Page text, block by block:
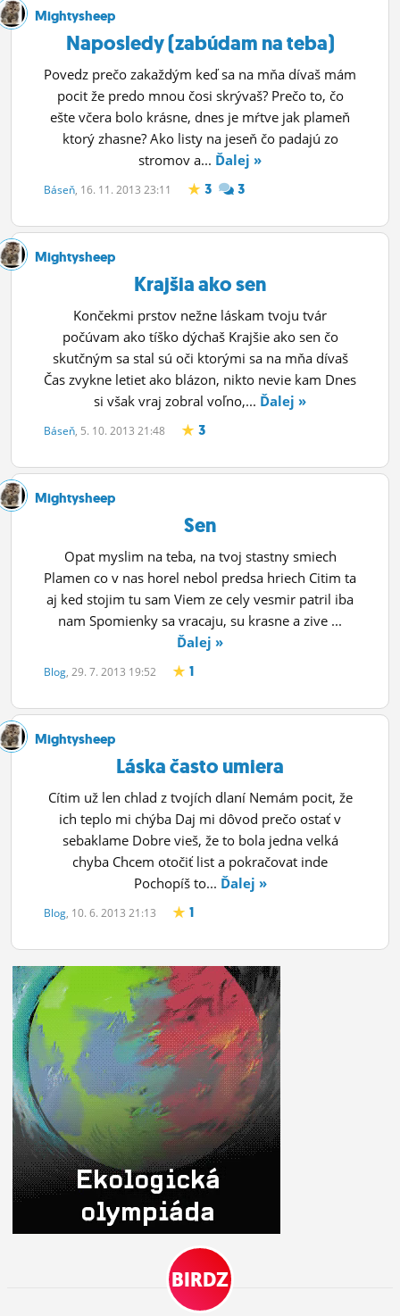
Mightysheep
Naposledy (zabúdam na teba)
Povedz prečo zakaždým keď sa na mňa dívaš mám
pocit že predo mnou čosi skrývaš? Prečo to, čo
ešte včera bolo krásne, dnes je mŕtve jak plameň
ktorý zhasne? Ako listy na jeseň čo padajú zo
stromov a... Ďalej »
Báseň, 16. 11. 2013 23:11 3 3
Mightysheep
Krajšia ako sen
Končekmi prstov nežne láskam tvoju tvár
počúvam ako tíško dýchaš Krajšie ako sen čo
skutčným sa stal sú oči ktorými sa na mňa dívaš
Čas zvykne letiet ako blázon, nikto nevie kam Dnes
si však vraj zobral voľno,... Ďalej »
Báseň, 5. 10. 2013 21:48 3
Mightysheep
Sen
Opat myslim na teba, na tvoj stastny smiech
Plamen co v nas horel nebol predsa hriech Citim ta
aj ked stojim tu sam Viem ze cely vesmir patril iba
nam Spomienky sa vracaju, su krasne a zive ...
Ďalej »
Blog, 29. 7. 2013 19:52 1
Mightysheep
Láska často umiera
Cítim už len chlad z tvojích dlaní Nemám pocit, že
ich teplo mi chýba Daj mi dôvod prečo ostať v
sebaklame Dobre vieš, že to bola jedna velká
chyba Chcem otočiť list a pokračovat inde
Pochopíš to... Ďalej »
Blog, 10. 6. 2013 21:13 1
BIRDZ